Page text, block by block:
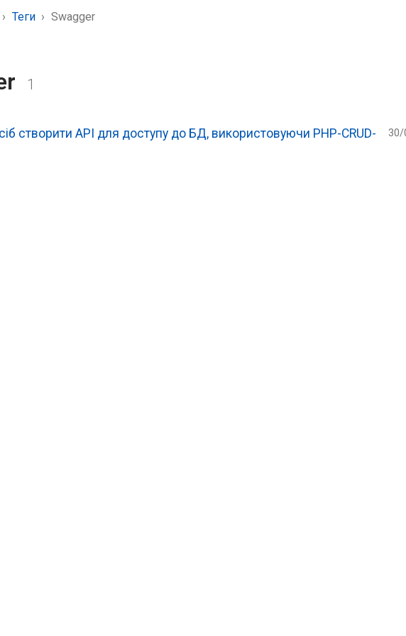
Теги Swagger
1
створити API для доступу до БД, використовуючи PHP-CRUD-
30/